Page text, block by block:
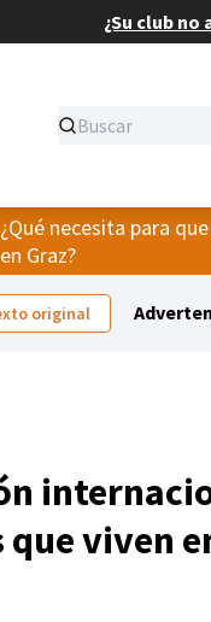
¿Su club
¿Qué necesita para
en Graz?
original
viven